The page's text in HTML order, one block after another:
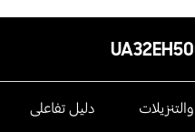
دليل تفاعلى